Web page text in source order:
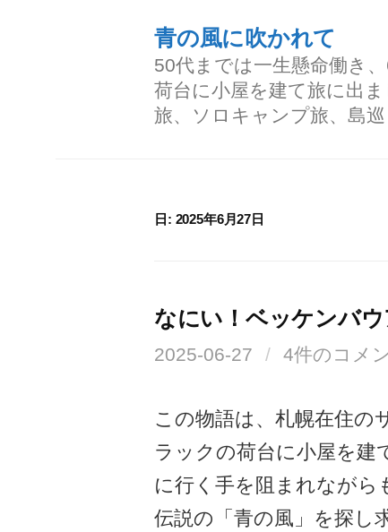
青の風に吹かれて
50代までは一生懸命働き
荷台に小屋を建て旅に出
旅、ソロキャンプ旅、島
日: 2025年6月27日
なにい！ベッケンバ
2025-06-27 / 4件のコメ
この物語は、札幌在住の
ラックの荷台に小屋を建
に行く手を阻まれながら
伝説の「青の風」を探し